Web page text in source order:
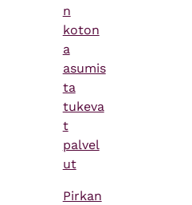
n
koton
a
asumis
ta
tukeva
t
palvel
ut
Pirkan